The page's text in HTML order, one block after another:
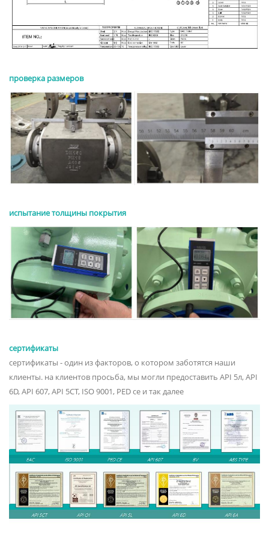
проверка размеров
испытание толщины покрытия
сертификаты
сертификаты - один из факторов, о котором заботятся наши
клиенты. на клиентов просьба, мы могли предоставить API 5л, API
6D, API 607, API 5CT, ISO 9001, PED ce и так далее